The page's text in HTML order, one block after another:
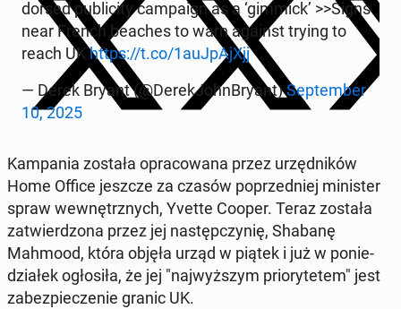
dor­sed pu­bli­ci­ty cam­pa­ign as a ‘gimmick’ >>Signs
near French beaches to warn against trying to
reach UKhttps://t.co/1auJ­pA­jXjj
— Derek Bryant (@De­re­kJohn­Bry­ant)Sep­tem­ber
10, 2025
Kam­pa­nia została opra­co­wa­na przez urzęd­ni­ków
Home Office jeszcze za czasów po­przed­niej mi­ni­ster
spraw we­wnętrz­nych, Yvette Cooper. Teraz została
za­twier­dzo­na przez jej na­stęp­czy­nię, Shabanę
Mahmood, która objęła urząd w piątek i już w po­nie­
dzia­łek ogło­si­ła, że jej "naj­wyż­szym prio­ry­te­tem" jest
za­bez­pie­cze­nie granic UK.